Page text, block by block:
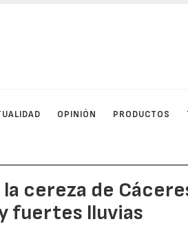
OPINIÓN PRODUCTOS
cereza de
fuertes lluvias